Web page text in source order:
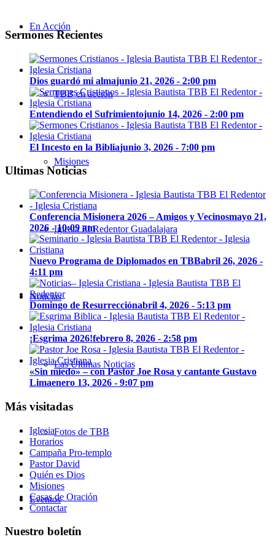
En Acción
TBB en acción
Misiones
Iglesia El Redentor Guadalajara
Noticias
Las Últimas Noticias
Fotos de TBB
Eventos
Sermones Recientes
Dios guardó mi almajunio 21, 2026 - 2:00 pm
Entendiendo el Sufrimientojunio 14, 2026 - 2:00 pm
El Incesto en la Bibliajunio 3, 2026 - 7:00 pm
Ultimas Noticias
Conferencia Misionera 2026 – Amigos y Vecinosmayo 21,
2026 - 10:09 am
Nuevo Programa de Diplomados en TBBabril 26, 2026 -
4:11 pm
Domingo de Resurrecciónabril 4, 2026 - 5:13 pm
¡Esgrima 2026!febrero 8, 2026 - 2:58 pm
«Sin miedo» – con Pastor Joe Rosa y cantante Gustavo
Limaenero 13, 2026 - 9:07 pm
Más visitadas
Iglesia
Horarios
Campaña Pro-templo
Pastor David
Quién es Dios
Misiones
Casas de Oración
Contactar
Nuestro boletín